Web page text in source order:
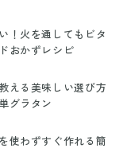
！火を通してもビタ
おかずレシピ
える美味しい選び方
グラタン
使わずすぐ作れる簡